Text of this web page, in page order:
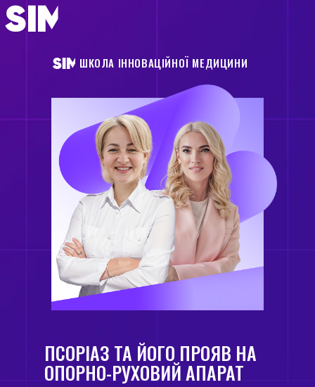
ШКОЛА ІННОВАЦІЙНОЇ МЕДИЦИНИ
ПСОРІАЗ ТА ЙОГО ПРОЯВ НА
ОПОРНО-РУХОВИЙ АПАРАТ